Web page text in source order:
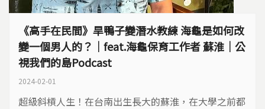
《高手在民間》旱鴨子變潛水教練 海龜是如何改
變一個男人的？｜feat.海龜保育工作者 蘇淮｜公
視我們的島Podcast
2024-02-01
超級斜槓人生！在台南出生長大的蘇淮，在大學之前都